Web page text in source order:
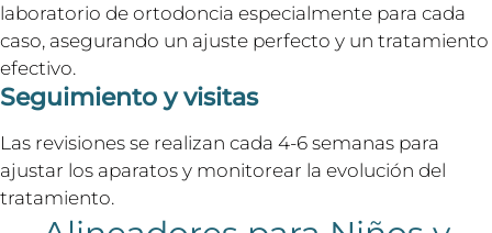
laboratorio de ortodoncia especialmente para cada
caso, asegurando un ajuste perfecto y un tratamiento
efectivo.
Seguimiento y visitas
Las revisiones se realizan cada 4-6 semanas para
ajustar los aparatos y monitorear la evolución del
tratamiento.